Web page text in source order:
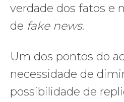
verdade dos fatos e
de fake news.
Um dos pontos do
necessidade de
possibilidade de